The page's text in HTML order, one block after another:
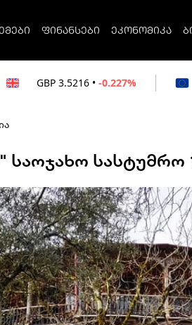
ფინანსები ეკონომიკა
-0.227% EUR 3.0212 -
საოჯახო სასტუმრო